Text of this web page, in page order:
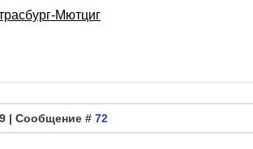
Мютциг
| Сообщение # 72